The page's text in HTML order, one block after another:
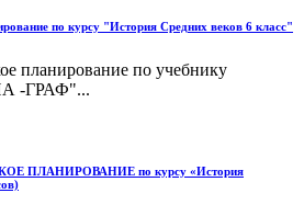
по курсу "История Средних веков 6 класс"
планирование по учебнику
-ГРАФ"...
ПЛАНИРОВАНИЕ по курсу «История